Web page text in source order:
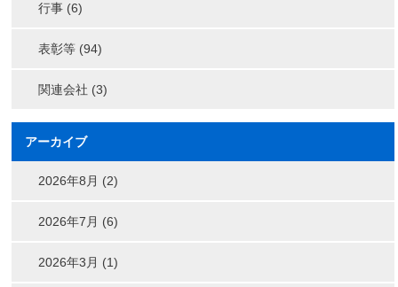
行事 (6)
表彰等 (94)
関連会社 (3)
アーカイブ
2026年8月 (2)
2026年7月 (6)
2026年3月 (1)